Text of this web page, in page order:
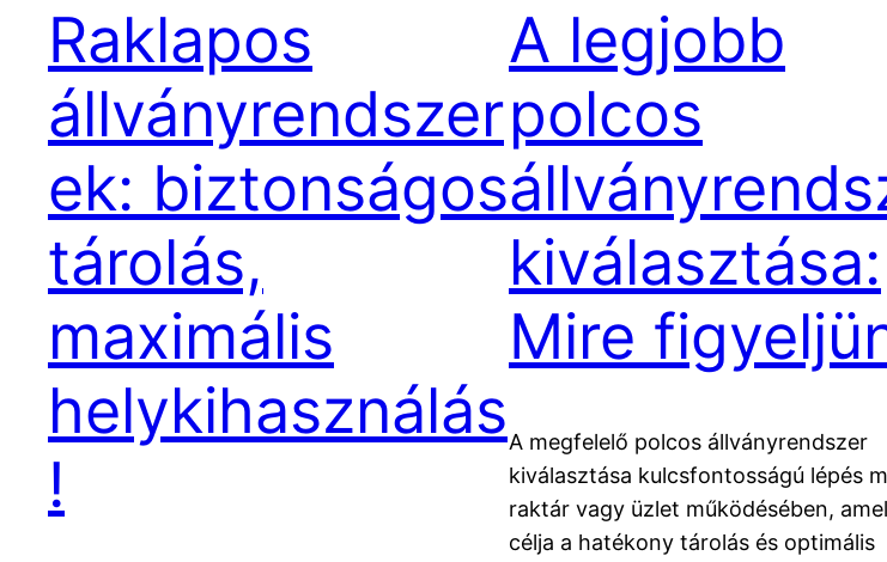
Raklapos
állványrendszer
ek: biztonságos
tárolás,
maximális
helykihasználás
!
A legjobb
polcos
kiválasztása:
Mire
A megfelelő polcos állványrendszer
kiválasztása kulcsfontosságú lépés
raktár vagy üzlet működésében,
célja a hatékony tárolás és optimális